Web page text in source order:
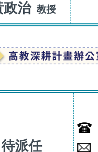
政治 教授
待派任